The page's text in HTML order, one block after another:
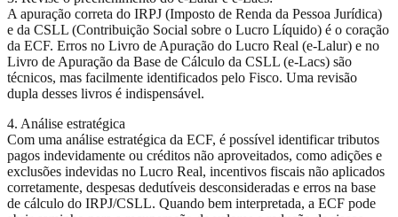
A apuração correta do IRPJ (Imposto de Renda da Pessoa Jurídica)
e da CSLL (Contribuição Social sobre o Lucro Líquido) é o coração
da ECF. Erros no Livro de Apuração do Lucro Real (e-Lalur) e no
Livro de Apuração da Base de Cálculo da CSLL (e-Lacs) são
técnicos, mas facilmente identificados pelo Fisco. Uma revisão
dupla desses livros é indispensável.
4. Análise estratégica
Com uma análise estratégica da ECF, é possível identificar tributos
pagos indevidamente ou créditos não aproveitados, como adições e
exclusões indevidas no Lucro Real, incentivos fiscais não aplicados
corretamente, despesas dedutíveis desconsideradas e erros na base
de cálculo do IRPJ/CSLL. Quando bem interpretada, a ECF pode